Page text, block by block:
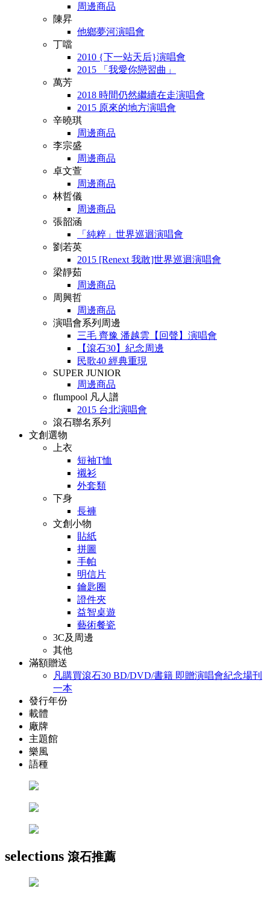
周邊商品
陳昇
他鄉夢河演唱會
丁噹
2010 {下一站天后}演唱會
2015 「我愛你戀習曲」
萬芳
2018 時間仍然繼續在走演唱會
2015 原來的地方演唱會
辛曉琪
周邊商品
李宗盛
周邊商品
卓文萱
周邊商品
林哲儀
周邊商品
張韶涵
「純粹」世界巡迴演唱會
劉若英
2015 [Renext 我敢]世界巡迴演唱會
梁靜茹
周邊商品
周興哲
周邊商品
演唱會系列周邊
三毛 齊豫 潘越雲【回聲】演唱會
【滾石30】紀念周邊
民歌40 經典重現
SUPER JUNIOR
周邊商品
flumpool 凡人譜
2015 台北演唱會
滾石聯名系列
文創選物
上衣
短袖T恤
襯衫
外套類
下身
長褲
文創小物
貼紙
拼圖
手帕
明信片
鑰匙圈
證件夾
益智桌遊
藝術餐瓷
3C及周邊
其他
滿額贈送
凡購買滾石30 BD/DVD/書籍 即贈演唱會紀念場刊
一本
發行年份
載體
廠牌
主題館
樂風
語種
selections 滾石推薦